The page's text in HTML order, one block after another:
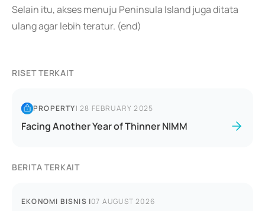
Selain itu, akses menuju Peninsula Island juga ditata
ulang agar lebih teratur. (end)
RISET TERKAIT
PROPERTY|28 FEBRUARY 2025
Facing Another Year of Thinner NIMM
BERITA TERKAIT
EKONOMI BISNIS |07 AUGUST 2026